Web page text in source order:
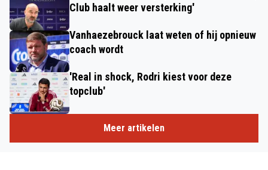
Club haalt weer versterking'
Vanhaezebrouck laat weten of hij opnieuw
coach wordt
'Real in shock, Rodri kiest voor deze
topclub'
Meer artikelen